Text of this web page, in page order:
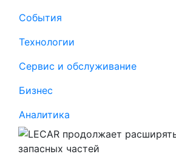
События
Технологии
Сервис и обслуживание
Бизнес
Аналитика